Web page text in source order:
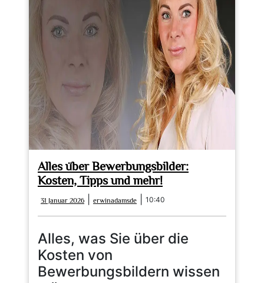
Alles über Bewerbungsbilder:
Kosten, Tipps und mehr!
31 Januar 2026
Januar
2026
erwinadamsde erwinadamsde
10:40
Alles, was Sie über die
Kosten von
Bewerbungsbildern wissen